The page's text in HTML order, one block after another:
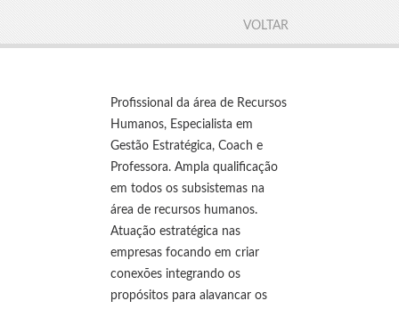
VOLTAR
Profissional da área de Recursos
Humanos, Especialista em
Gestão Estratégica, Coach e
Professora. Ampla qualificação
em todos os subsistemas na
área de recursos humanos.
Atuação estratégica nas
empresas focando em criar
conexões integrando os
propósitos para alavancar os